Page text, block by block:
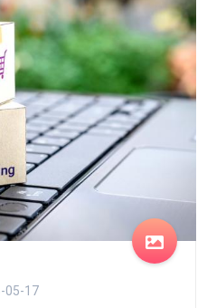
05-17